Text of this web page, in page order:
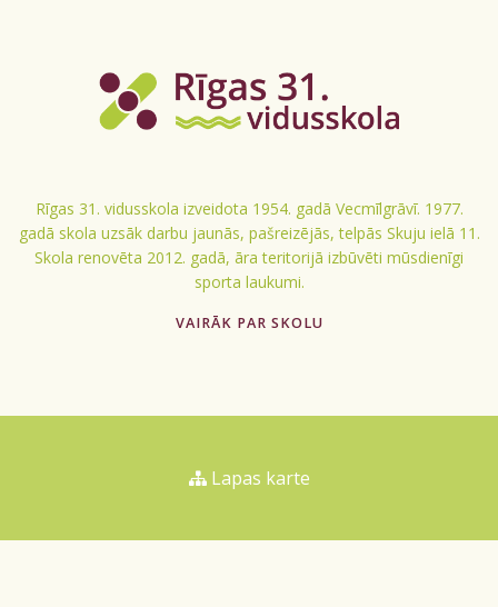
Rīgas 31. vidusskola izveidota 1954. gadā Vecmīlgrāvī. 1977.
gadā skola uzsāk darbu jaunās, pašreizējās, telpās Skuju ielā 11.
Skola renovēta 2012. gadā, āra teritorijā izbūvēti mūsdienīgi
sporta laukumi.
VAIRĀK PAR SKOLU
Lapas karte